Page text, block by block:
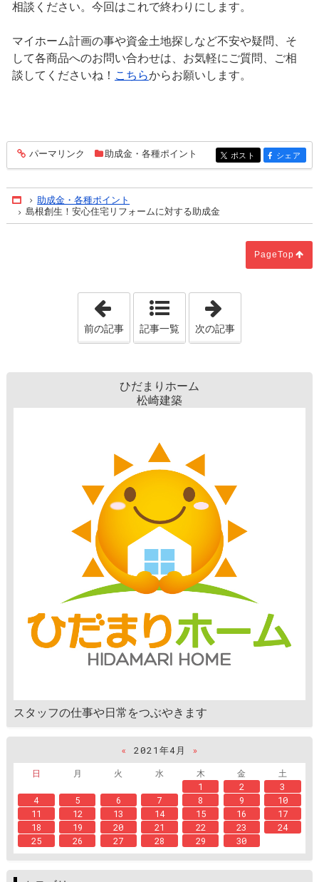
相談ください。今回はこれで終わりにします。
マイホーム計画の事や資金土地探しなど不安や疑問、そ
して各商品へのお問い合わせは、お気軽にご質問、ご相
談してくださいね！ こちらからお願いします。
entry674
パーマリンク 助成金・各種ポイント entry674
ポスト entry674
シェア
Home
助成金・各種ポイント
島根創生！安心住宅リフォームに対する助成金
PageTop
「注文住宅で吹き抜けを作るメリットを
前の記事 記事一覧 次の記事
ひだまりホーム
松崎建築
スタッフの仕事や日常をつぶやきます
« 2021年4月
»
日
月 火 水 木 金
土
1
2
3
4
5 6 7 8 9
10
11
12 13 14 15 16
17
18
19 20 21 22 23
24
25
26 27 28 29 30